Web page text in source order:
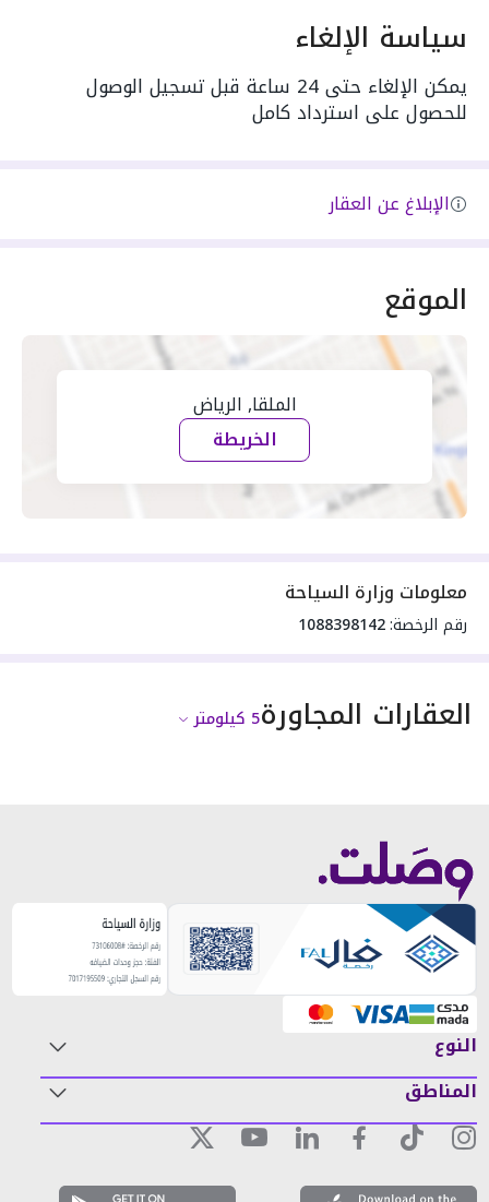
سياسة الإلغاء
يمكن الإلغاء حتى 24 ساعة قبل تسجيل الوصول
للحصول على استرداد كامل
الإبلاغ عن العقار
الموقع
الملقا, الرياض
الخريطة
معلومات وزارة السياحة
رقم الرخصة:1088398142
العقارات المجاورة5 كيلومتر
النوع
المناطق